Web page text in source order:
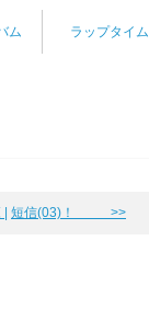
ム ラップタイム
短信(03)！ >>